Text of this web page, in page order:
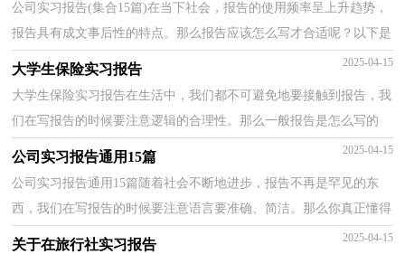
公司实习报告(集合15篇)在当下社会，报告的使用频率呈上升趋势，
报告具有成文事后性的特点。那么报告应该怎么写才合适呢？以下是
小编精心整理的公司实习报告，欢迎大家分享。公司实...
大学生保险实习报告 2025-04-15
大学生保险实习报告在生活中，我们都不可避免地要接触到报告，我
们在写报告的时候要注意逻辑的合理性。那么一般报告是怎么写的
呢？以下是小编精心整理的大学生保险实习报告，欢迎大...
公司实习报告通用15篇 2025-04-15
公司实习报告通用15篇随着社会不断地进步，报告不再是罕见的东
西，我们在写报告的时候要注意语言要准确、简洁。那么你真正懂得
怎么写好报告吗？下面是小编收集整理的公司实习报告...
关于在旅行社实习报告 2025-04-15